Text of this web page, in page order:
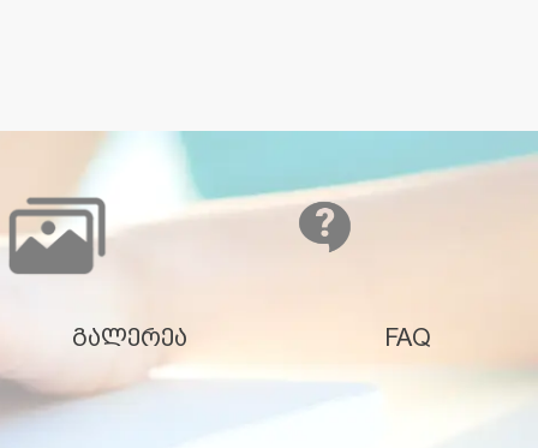
გალერეა FAQ